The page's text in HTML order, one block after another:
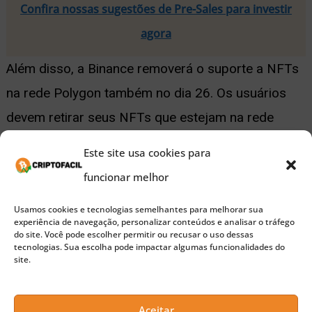
Este site usa cookies para
funcionar melhor
Usamos cookies e tecnologias semelhantes para melhorar sua
experiência de navegação, personalizar conteúdos e analisar o tráfego
do site. Você pode escolher permitir ou recusar o uso dessas
tecnologias. Sua escolha pode impactar algumas funcionalidades do
site.
Confira nossas sugestões de Pre-Sales para investir
agora
Além disso, a Binance removerá o suporte a NFTs
na rede Polygon também no dia 26. Os usuários
devem retirar seus NFTs que estejam na rede
dezembro. A partir do dia 1 de janeiro de 2024, o
permanentemente.